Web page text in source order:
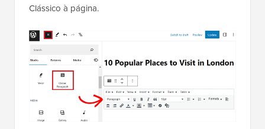
Clássico à página.